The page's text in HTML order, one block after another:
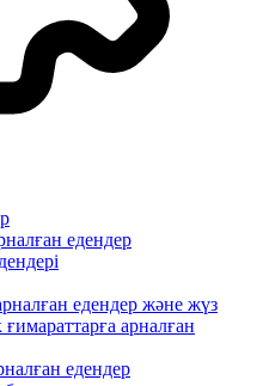
едендер
едендер және жүз
арналған
едендер